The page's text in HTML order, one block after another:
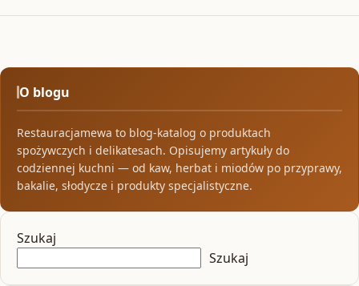
O blogu
Restauracjamewa to blog-katalog o produktach
spożywczych i delikatesach. Opisujemy artykuły do
codziennej kuchni — od kaw, herbat i miodów po przyprawy,
bakalie, słodycze i produkty specjalistyczne.
Szukaj
Szukaj